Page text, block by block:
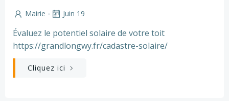
Mairie - Juin 19
Évaluez le potentiel solaire de votre toit
https://grandlongwy.fr/cadastre-solaire/
Cliquez ici